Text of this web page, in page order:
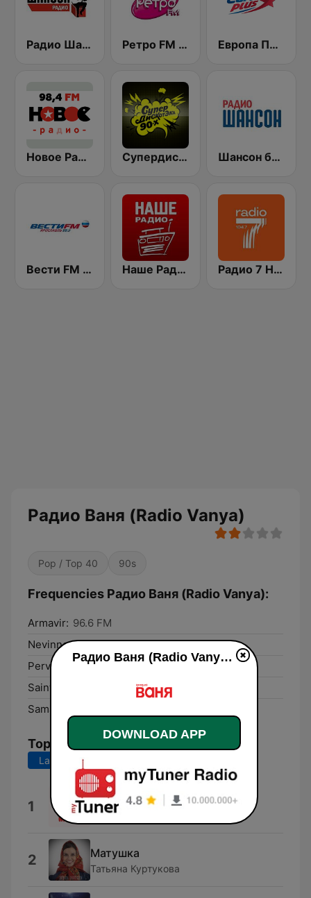
Радио Шансон (Chanson) Ретро FM (Retro FM) Европа Плюс (Europa Plus)
Новое Радио (New Radio, Novoe Radio) Супердискотека 90х Радио Рекорд (Radio Record 90s Superdisco) Шансон без цензуры (Shanson bez cenzury)
Вести FM (Vesti FM) Наше Радио (Radio Nashe) Радио 7 На семи холмах (Radio 7)
Радио Ваня (Radio Vanya)
Pop / Top 40 90s
Frequencies Радио Ваня (Radio Vanya):
Armavir: 96.6 FM
Nevinnomyssk: 94.6 FM
Pervoural’sk: 89.9 FM
Saint Petersburg:
68.66 FM
Samara:
Top Songs
Last 7 days
1 Habibi
Yan Space
2 Матушка
Татьяна Куртукова
Радио Ваня (Radio Vanya) live
DOWNLOAD APP